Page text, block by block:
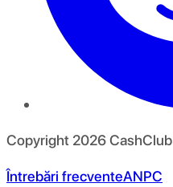
Copyright 2026CashClub
Întrebări frecventeANPC